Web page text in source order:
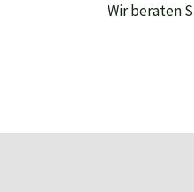
Wir beraten